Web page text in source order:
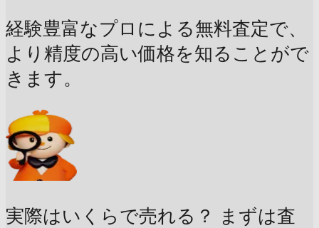
経験豊富なプロによる無料査定で、
より精度の高い価格を知ることがで
きます。
実際はいくらで売れる？
まずは査